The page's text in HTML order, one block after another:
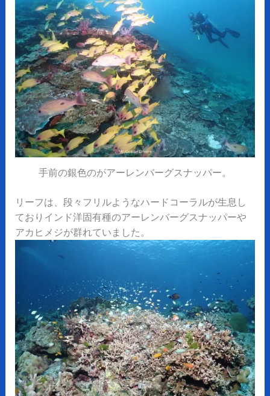
手前の銀色のがアーレンバーグスナッパー。
リーフは、段々フリルようなハードコーラルが生息し
ておりインド洋固有種のアーレンバーグスナッパーや
アカヒメジが群れていました。